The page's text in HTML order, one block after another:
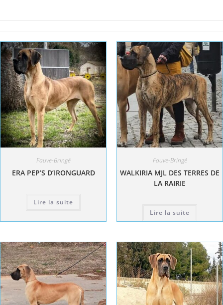
Fauve-Bringé
ERA PEP’S D’IRONGUARD
Lire la suite
Fauve-Bringé
WALKIRIA MJL DES TERRES DE
LA RAIRIE
Lire la suite